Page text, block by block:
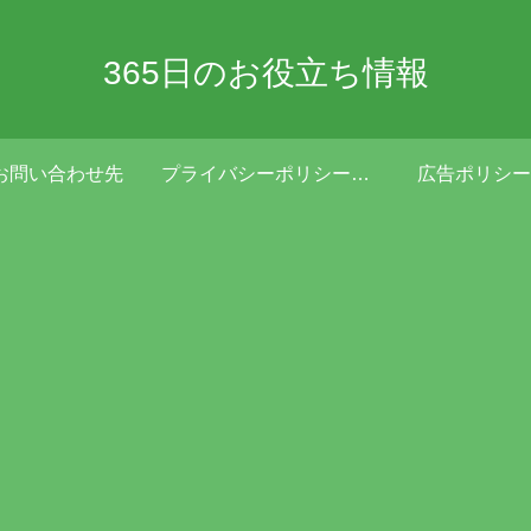
365日のお役立ち情報
問い合わせ先 プライバシーポリシー・免責事項 広告ポリシー